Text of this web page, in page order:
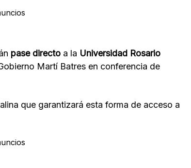
pase directo a la Universidad Rosario
Martí Batres en conferencia de
que garantizará esta forma de acceso a